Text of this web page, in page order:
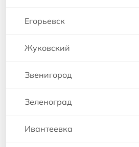
Егорьевск
Жуковский
Звенигород
Зеленоград
Ивантеевка